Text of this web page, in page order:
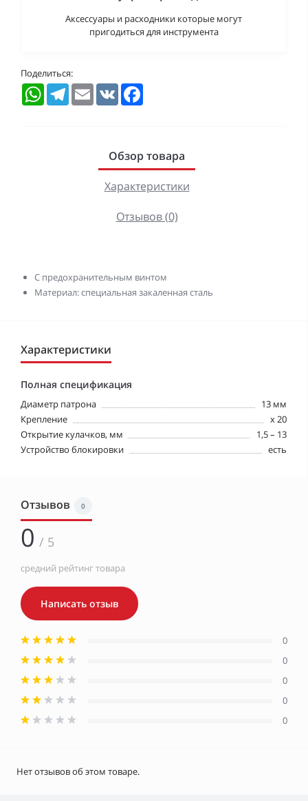
Аксессуары и расходники которые могут
пригодиться для инструмента
Поделиться:
WhatsAppTelegramEmail VK
Обзор товара
Характеристики
Отзывов (0)
С предохранительным винтом
Материал: специальная закаленная сталь
Характеристики
Полная спецификация
Диаметр патрона
13 мм
Крепление
х 20
Открытие кулачков, мм
1,5 – 13
Устройство блокировки
есть
Отзывов 0
0 / 5
средний рейтинг товара
Написать отзыв
0
0
0
0
0
Нет отзывов об этом товаре.